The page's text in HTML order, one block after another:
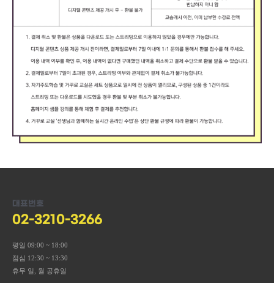
대표번호
02-3210-3266
평일 09:00 ~ 18:00
점심 12:30 ~ 13:30
휴무 일, 월 공휴일